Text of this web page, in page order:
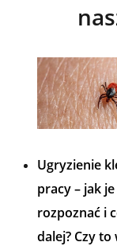
Ugryzienie
pracy – jak je
rozpoznać i
dalej? Czy